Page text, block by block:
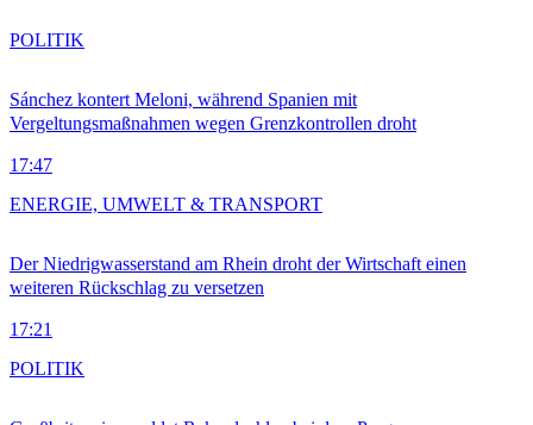
Sánchez kontert Meloni, während Spanien mit
Vergeltungsmaßnahmen wegen Grenzkontrollen droht
17:47
POLITIK
Der Niedrigwasserstand am Rhein droht der Wirtschaft einen
weiteren Rückschlag zu versetzen
17:21
ENERGIE, UMWELT & TRANSPORT
POLITIK